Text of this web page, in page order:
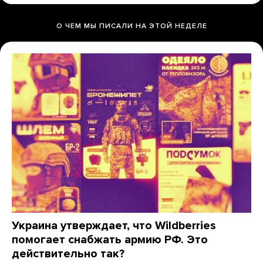
О ЧЕМ МЫ ПИСАЛИ НА ЭТОЙ НЕДЕЛЕ
Украина утверждает, что Wildberries
помогает снабжать армию РФ. Это
действительно так?